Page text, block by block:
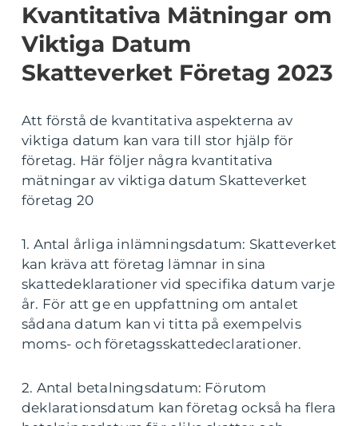
Kvantitativa Mätningar om
Viktiga Datum
Skatteverket Företag 2023
Att förstå de kvantitativa aspekterna av
viktiga datum kan vara till stor hjälp för
företag. Här följer några kvantitativa
mätningar av viktiga datum Skatteverket
företag 20
1. Antal årliga inlämningsdatum: Skatteverket
kan kräva att företag lämnar in sina
skattedeklarationer vid specifika datum varje
år. För att ge en uppfattning om antalet
sådana datum kan vi titta på exempelvis
moms- och företagsskattedeclarationer.
2. Antal betalningsdatum: Förutom
deklarationsdatum kan företag också ha flera